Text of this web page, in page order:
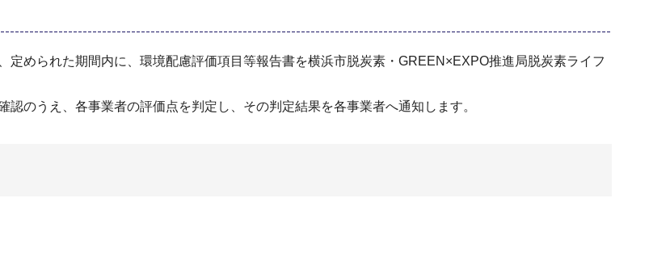
定められた期間内に、環境配慮評価項目等報告書を横浜市脱炭素・GREEN×EXPO推進局脱炭素ライフ
のうえ、各事業者の評価点を判定し、その判定結果を各事業者へ通知します。